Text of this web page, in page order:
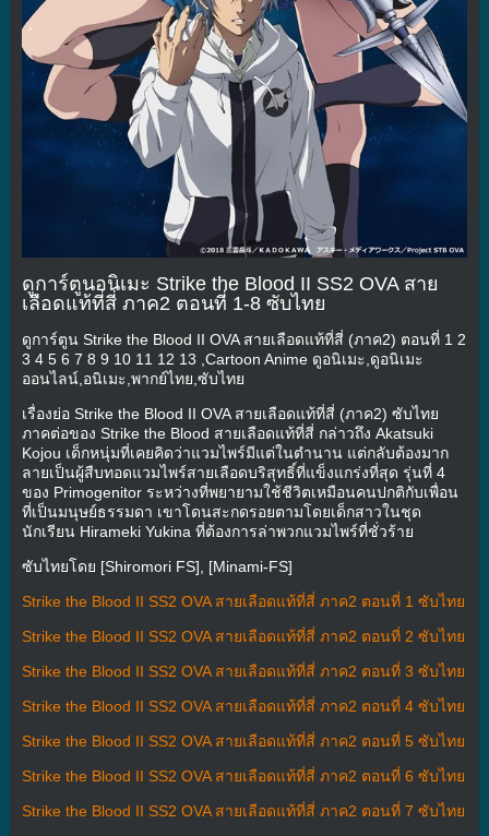
ดูการ์ตูนอนิเมะ Strike the Blood II SS2 OVA สาย
เลือดแท้ที่สี่ ภาค2 ตอนที่ 1-8 ซับไทย
ดูการ์ตูน Strike the Blood II OVA สายเลือดแท้ที่สี่ (ภาค2) ตอนที่ 1 2
3 4 5 6 7 8 9 10 11 12 13 ,Cartoon Anime ดูอนิเมะ,ดูอนิเมะ
ออนไลน์,อนิเมะ,พากย์ไทย,ซับไทย
เรื่องย่อ Strike the Blood II OVA สายเลือดแท้ที่สี่ (ภาค2) ซับไทย
ภาคต่อของ Strike the Blood สายเลือดแท้ที่สี่ กล่าวถึง Akatsuki
Kojou เด็กหนุ่มที่เคยคิดว่าแวมไพร์มีแต่ในตำนาน แต่กลับต้องมาก
ลายเป็นผู้สืบทอดแวมไพร์สายเลือดบริสุทธิ์ที่แข็งแกร่งที่สุด รุ่นที่ 4
ของ Primogenitor ระหว่างที่พยายามใช้ชีวิตเหมือนคนปกติกับเพื่อน
ที่เป็นมนุษย์ธรรมดา เขาโดนสะกดรอยตามโดยเด็กสาวในชุด
นักเรียน Hirameki Yukina ที่ต้องการล่าพวกแวมไพร์ที่ชั่วร้าย
ซับไทยโดย [Shiromori FS], [Minami-FS]
Strike the Blood II SS2 OVA สายเลือดแท้ที่สี่ ภาค2 ตอนที่ 1 ซับไทย
Strike the Blood II SS2 OVA สายเลือดแท้ที่สี่ ภาค2 ตอนที่ 2 ซับไทย
Strike the Blood II SS2 OVA สายเลือดแท้ที่สี่ ภาค2 ตอนที่ 3 ซับไทย
Strike the Blood II SS2 OVA สายเลือดแท้ที่สี่ ภาค2 ตอนที่ 4 ซับไทย
Strike the Blood II SS2 OVA สายเลือดแท้ที่สี่ ภาค2 ตอนที่ 5 ซับไทย
Strike the Blood II SS2 OVA สายเลือดแท้ที่สี่ ภาค2 ตอนที่ 6 ซับไทย
Strike the Blood II SS2 OVA สายเลือดแท้ที่สี่ ภาค2 ตอนที่ 7 ซับไทย